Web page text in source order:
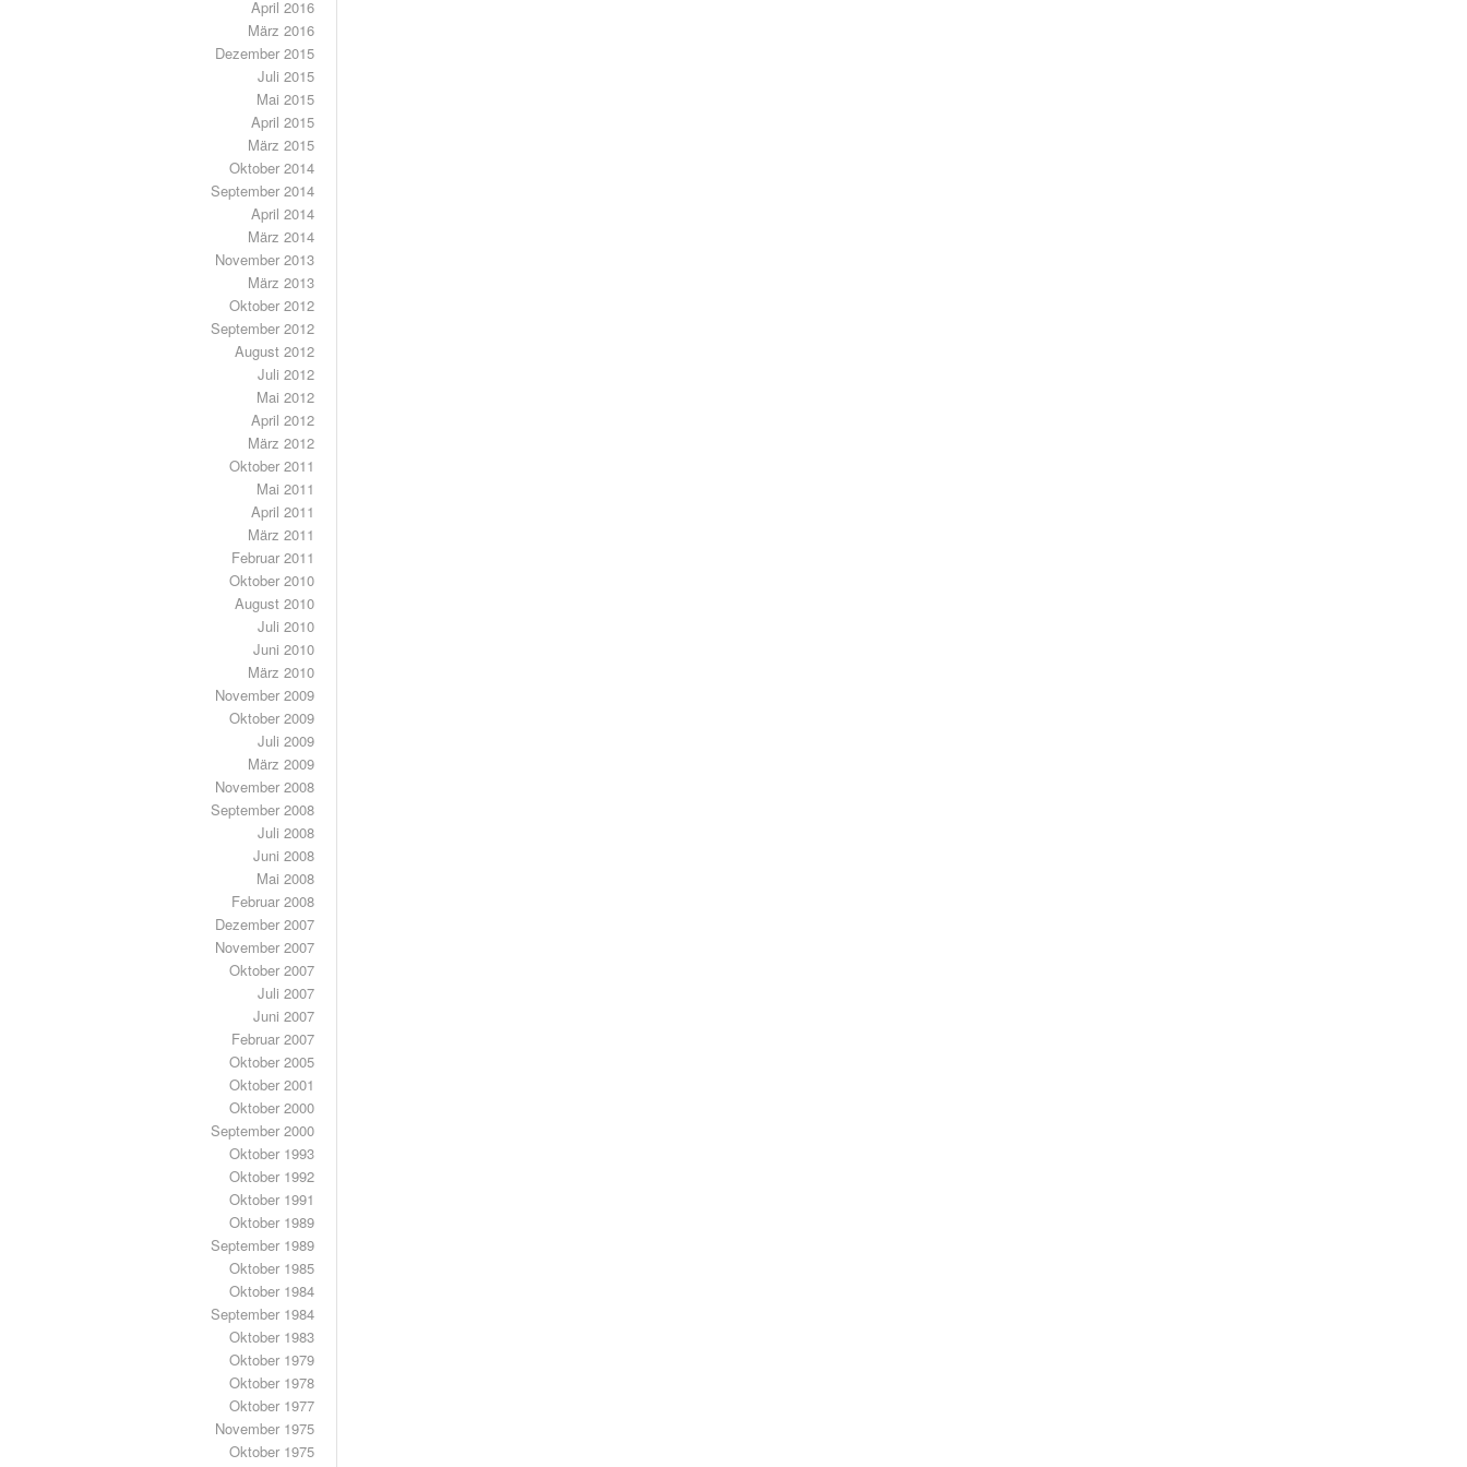
April 2016
März 2016
Dezember 2015
Juli 2015
Mai 2015
April 2015
März 2015
Oktober 2014
September 2014
April 2014
März 2014
November 2013
März 2013
Oktober 2012
September 2012
August 2012
Juli 2012
Mai 2012
April 2012
März 2012
Oktober 2011
Mai 2011
April 2011
März 2011
Februar 2011
Oktober 2010
August 2010
Juli 2010
Juni 2010
März 2010
November 2009
Oktober 2009
Juli 2009
März 2009
November 2008
September 2008
Juli 2008
Juni 2008
Mai 2008
Februar 2008
Dezember 2007
November 2007
Oktober 2007
Juli 2007
Juni 2007
Februar 2007
Oktober 2005
Oktober 2001
Oktober 2000
September 2000
Oktober 1993
Oktober 1992
Oktober 1991
Oktober 1989
September 1989
Oktober 1985
Oktober 1984
September 1984
Oktober 1983
Oktober 1979
Oktober 1978
Oktober 1977
November 1975
Oktober 1975